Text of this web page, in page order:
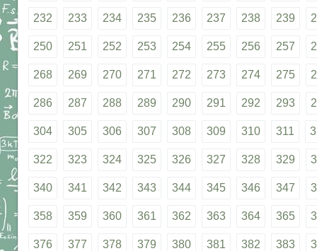
232 233 234 235 236 237 238 239
250 251 252 253 254 255 256 257
268 269 270 271 272 273 274 275
286 287 288 289 290 291 292 293
304 305 306 307 308 309 310 311
322 323 324 325 326 327 328 329
340 341 342 343 344 345 346 347
358 359 360 361 362 363 364 365
376 377 378 379 380 381 382 383